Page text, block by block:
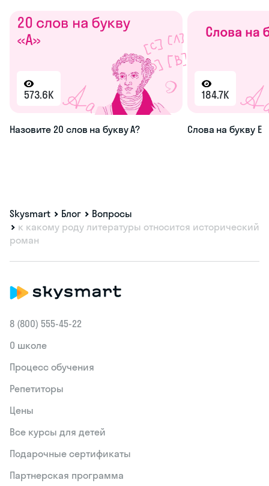
573.6K
Назовите 20 слов на букву А?
184.7K
Слова на букву Е
Skysmart Блог
Вопросы
к какому роду литературы относится исторический
роман
8 (800) 555‑45-22
О школе
Процесс обучения
Репетиторы
Цены
Все курсы для детей
Подарочные сертификаты
Партнерская программа